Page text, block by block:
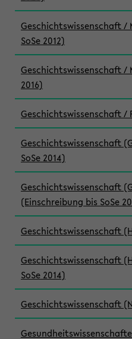
Geschichtswissenschaft /
SoSe 2012)
Geschichtswissenschaft /
2016)
Geschichtswissenschaft /
Geschichtswissenschaft
SoSe 2014)
Geschichtswissenschaft
(Einschreibung bis SoSe
Geschichtswissenschaft
Geschichtswissenschaft
SoSe 2014)
Geschichtswissenschaft